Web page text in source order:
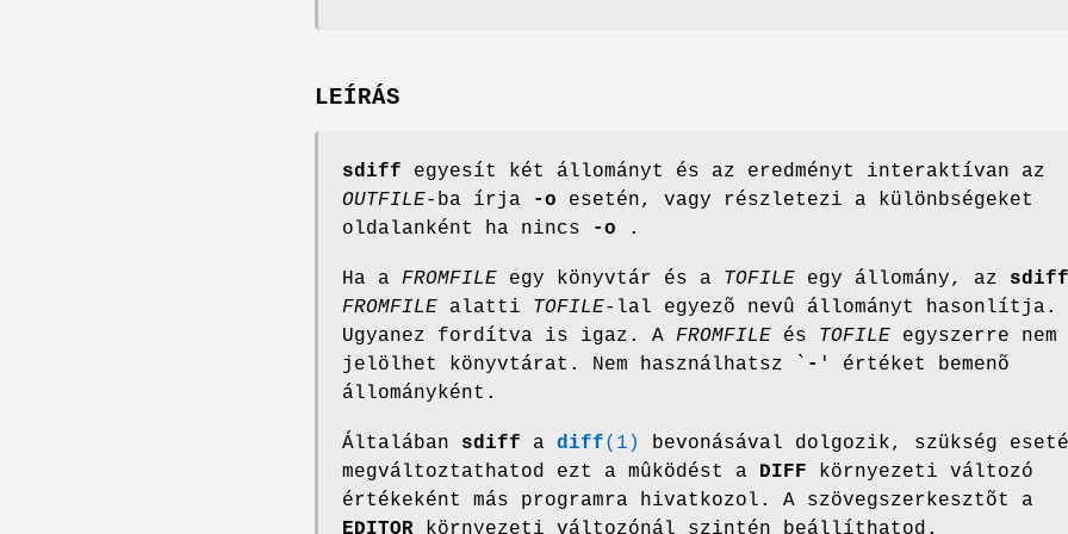
LEÍRÁS
sdiff egyesít két állományt és az eredményt interaktívan az
OUTFILE-ba írja -o esetén, vagy részletezi a különbségeket
oldalanként ha nincs
-o .
Ha a FROMFILE egy könyvtár és a TOFILE egy állomány, az sdiff
FROMFILE alatti TOFILE-lal egyezõ nevû állományt hasonlítja.
Ugyanez fordítva is igaz. A FROMFILE és TOFILE egyszerre nem
jelölhet könyvtárat. Nem használhatsz ` - ' értéket bemenõ
állományként.
Általában sdiff a diff(1)
bevonásával dolgozik, szükség
megváltoztathatod ezt a mûködést a DIFF környezeti változó
értékeként más programra hivatkozol. A szövegszerkesztõt a
EDITOR környezeti változónál szintén beállíthatod.